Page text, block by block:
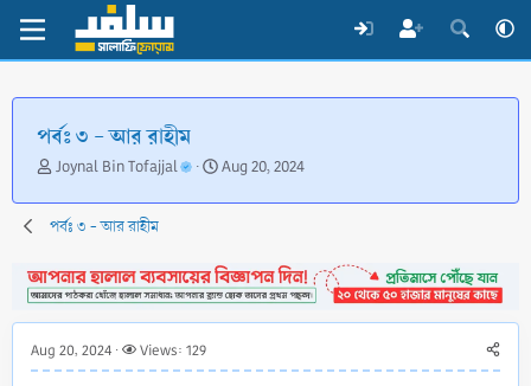
পর্বঃ ৩ - আর রাহীম
T
r
e
d
s
t
a
r
Joynal Bin Tofajjal
S
a
d
a
t
Aug 20, 2024
পর্বঃ ৩ - আর রাহীম
Aug 20, 2024 Views: 129